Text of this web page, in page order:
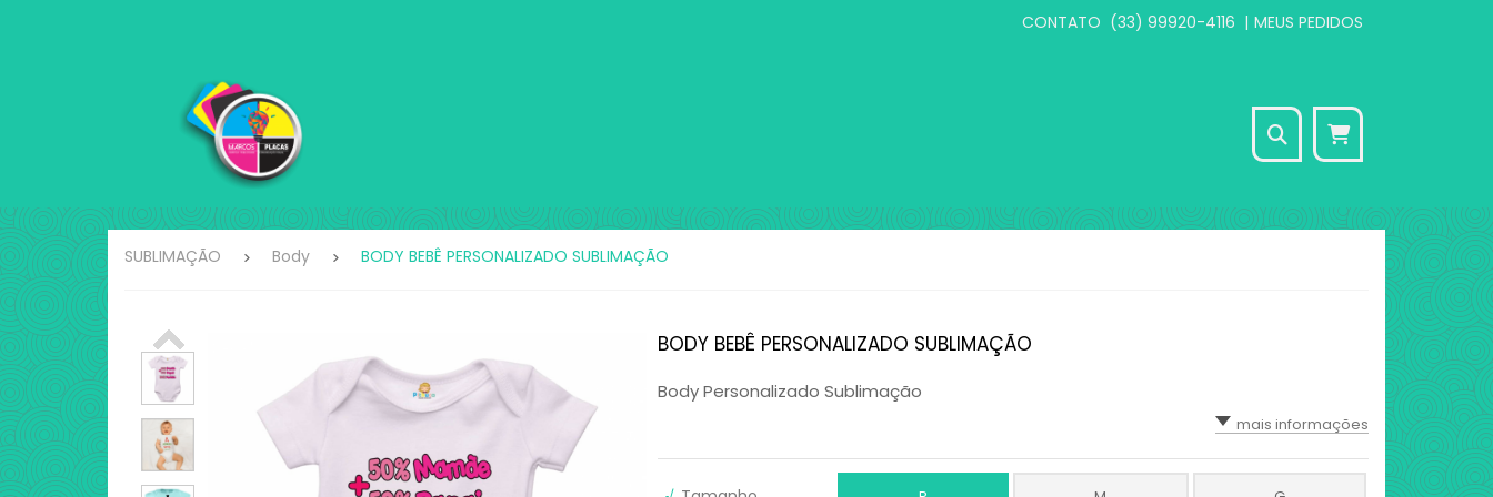
CONTATO (33) 99920-4116 | MEUS PEDIDOS
vazio
SUBLIMAÇÃO Body BODY BEBÊ PERSONALIZADO SUBLIMAÇÃO
BODY BEBÊ PERSONALIZADO SUBLIMAÇÃO
Body Personalizado Sublimação
mais informações